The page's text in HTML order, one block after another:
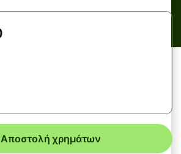
Αποστολή χρημάτων